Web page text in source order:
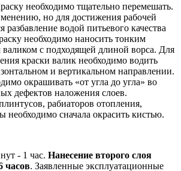
необходимо тщательно перемешать.
но для достижения рабочей
разбавление водой питьевого качества
необходимо наносить тонким
с подходящей длиной ворса. Для
краски валик необходимо водить
и вертикальном направлении.
окрашивать «от угла до угла» во
дефектов наложения слоев.
рабиаторов отопления,
необходимо сначала окрасить кистью.
- 1 час. Нанесение второго слоя
часов. Заявленные эксплуатационные